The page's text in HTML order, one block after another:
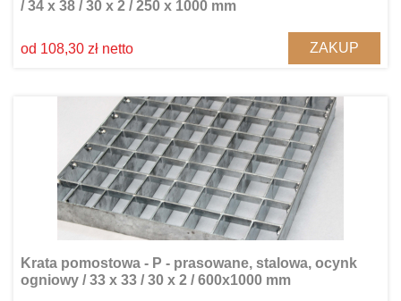
/ 34 x 38 / 30 x 2 / 250 x 1000 mm
od 108,30 zł netto ZAKUP
Krata pomostowa - P - prasowane, stalowa, ocynk
ogniowy / 33 x 33 / 30 x 2 / 600x1000 mm